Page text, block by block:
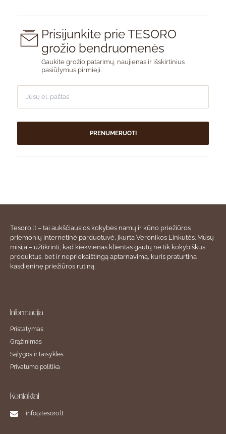
Prisijunkite prie TESORO
grožio bendruomenės
Gaukite grožio patarimų, naujienas ir išskirtinius
pasiūlymus pirmieji.
PRENUMERUOTI
Tesoro.lt – tai aukščiausios kokybės namų ir kūno priežiūros
priemonių internetinė parduotuvė, įkurta Veronikos Linkutės. Mūsų
misija – užtikrinti, kad kiekvienas klientas gautų ne tik kokybiškus
produktus, bet ir nepriekaištingą aptarnavimą, kuris praturtina
kasdieninę priežiūros rutiną.
Informacija
Pristatymas
Grąžinimas
Sąlygos ir taisyklės
Privatumo politika
Kontaktai
info@tesoro.lt